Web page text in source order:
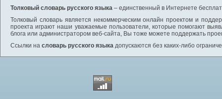
Толковый словарь русского языка – единственный в Интернете
Толковый словарь является некоммерческим онлайн проектом и
проекта играют наши уважаемые пользователи, которые помогают
блога или администратором веб-сайта, Вы тоже можете поддержать
Ссылки на словарь русского языка допускаются без каких-либо